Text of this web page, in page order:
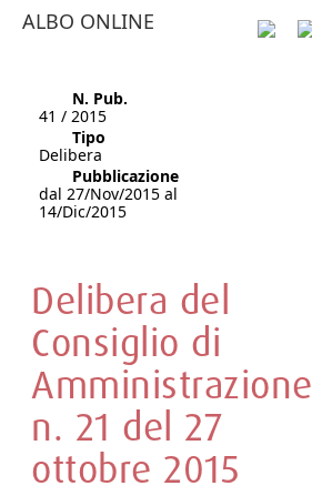
ALBO ONLINE
N. Pub.
41 / 2015
Tipo
Delibera
Pubblicazione
dal 27/Nov/2015 al
14/Dic/2015
Delibera del
Consiglio di
Amministrazione
n. 21 del 27
ottobre 2015